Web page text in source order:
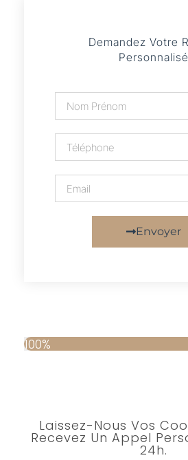
Demandez Votre
Personnalisé
Envoyer
100%
Laissez-Nous Vos
Recevez Un Appel
24h.